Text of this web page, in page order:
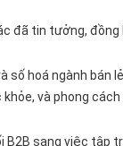
đã tin tưởng,
hoá ngành
và phong
sang việc